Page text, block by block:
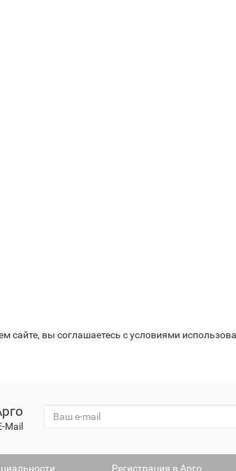
вы соглашаетесь с условиями
Mail
Регистрация в Арго